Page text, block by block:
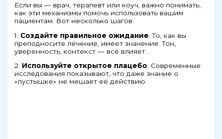
Если вы — врач, терапевт или коуч, важно понимать,
как эти механизмы помочь использовать вашим
пациентам. Вот несколько шагов:
1. Создайте правильное ожидание . То, как вы
преподносите лечение, имеет значение. Тон,
уверенность, контекст — всё влияет.
2. Используйте открытое плацебо . Современные
исследования показывают, что даже знание о
«пустышке» не мешает её действию.